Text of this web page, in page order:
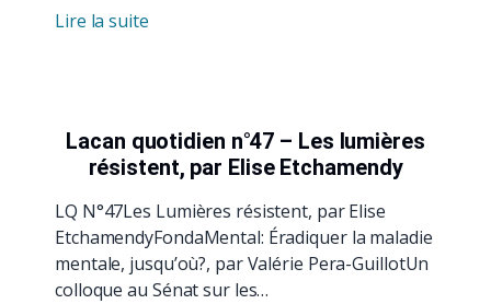
Lire la suite
Lacan quotidien n°47 – Les lumières
résistent, par Elise Etchamendy
LQ N°47Les Lumières résistent, par Elise
EtchamendyFondaMental: Éradiquer la maladie
mentale, jusqu’où?, par Valérie Pera-GuillotUn
colloque au Sénat sur les…